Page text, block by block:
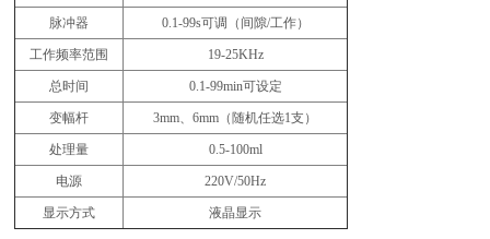
脉冲器 0.1-99s可调（间隙/工作）
工作频率范围 19-25KHz
总时间 0.1-99min可设定
变幅杆 3mm、6mm（随机任选1支）
处理量 0.5-100ml
电源 220V/50Hz
显示方式 液晶显示